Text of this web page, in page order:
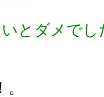
とダメでし